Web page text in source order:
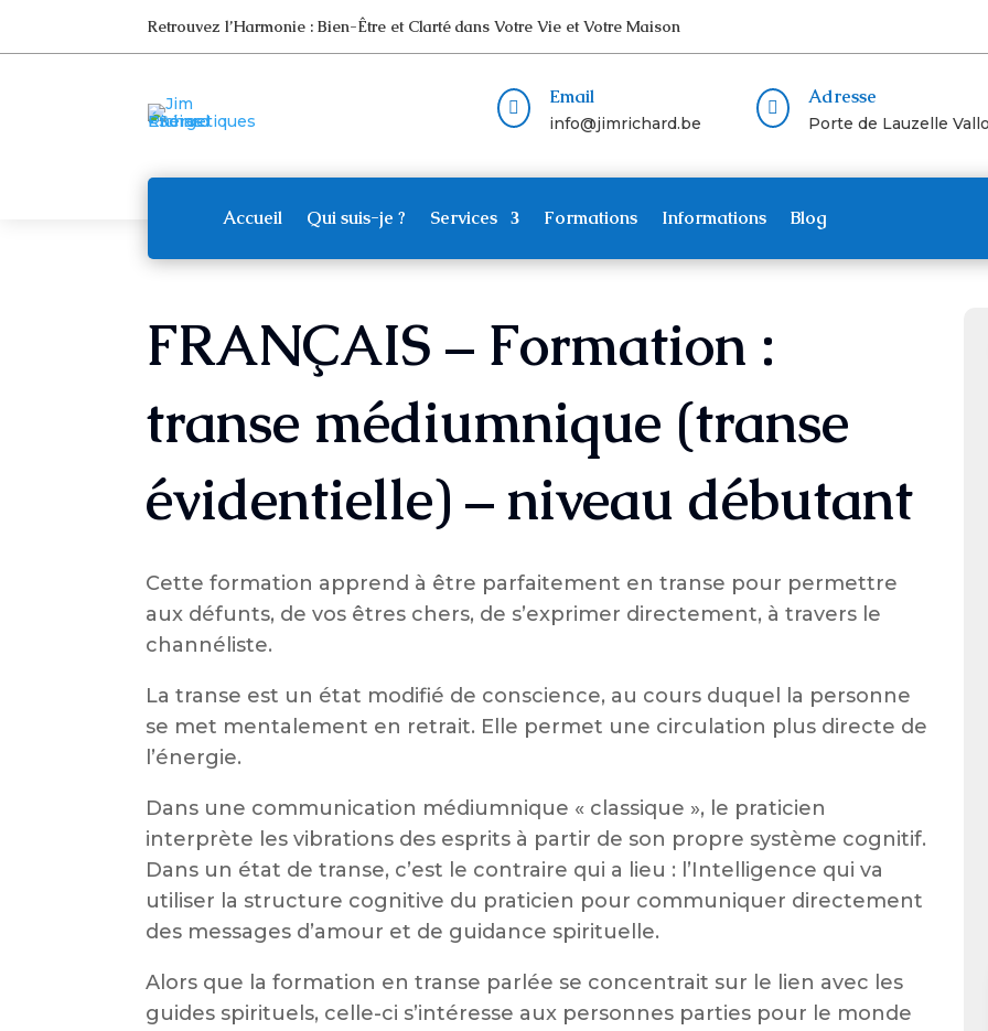
Retrouvez l’Harmonie : Bien-Être et Clarté dans Votre Vie et Votre Maison
 Email
info@jimrichard.be
 Adresse
Porte de Lauzelle
Accueil Qui suis-je ? Services Formations Informations Blog
FRANÇAIS – Formation :
transe médiumnique (transe
évidentielle) – niveau débutant
Cette formation apprend à être parfaitement en transe pour permettre
aux défunts, de vos êtres chers, de s’exprimer directement, à travers le
channéliste.
La transe est un état modifié de conscience, au cours duquel la personne
se met mentalement en retrait. Elle permet une circulation plus directe de
l’énergie.
Dans une communication médiumnique « classique », le praticien
interprète les vibrations des esprits à partir de son propre système cognitif.
Dans un état de transe, c’est le contraire qui a lieu : l’Intelligence qui va
utiliser la structure cognitive du praticien pour communiquer directement
des messages d’amour et de guidance spirituelle.
​Alors que la formation en transe parlée se concentrait sur le lien avec les
guides spirituels, celle-ci s’intéresse aux personnes parties pour le monde